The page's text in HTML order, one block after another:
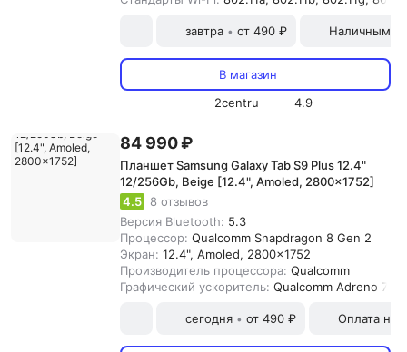
завтра • от 490 ₽ Наличными
В магазин
2centru
4.9
84 990 ₽
Планшет Samsung Galaxy Tab S9 Plus 12.4"
12/256Gb, Beige [12.4", Amoled, 2800x1752]
4.5
8 отзывов
Версия Bluetooth: 5.3
Процессор: Qualcomm Snapdragon 8 Gen 2
Экран: 12.4", Amoled, 2800x1752
Производитель процессора: Qualcomm
Графический ускоритель: Qualcomm Adreno 740
сегодня • от 490 ₽ Оплата